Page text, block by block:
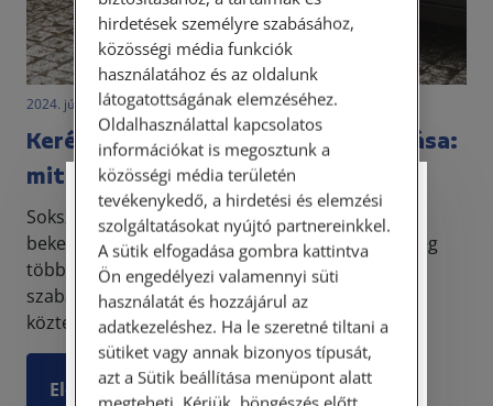
2024. június 6. • LegitiMoadmin
Kerékbilincs jogszerűtlen alkalmazása:
mit tehetünk?
Sokszor olvasható települési portálokon, hogy
bekeményítenek, és a megszokotthoz képest még
többször fogják kerékbilinccsel „megszórni” a
szabálytalanul megálló gépjárműveket. A
közterületfelügyelő...
Elolvasom
Személyes ügyfélfogadás
Tisztelt Ügyfeleink!
Személyes ügyfélszolgálatunk telefonon
történő előzetes időpontegyeztetés után,
szerdai napokon érhető el.
Címünk: 1087 Budapest, Hungária körút
30/A. 8. emelet. Pontos megközelítési
hirdetések személyre szabásához,
közösségi média funkciók
használatához és az oldalunk
látogatottságának elemzéséhez.
Oldalhasználattal kapcsolatos
információkat is megosztunk a
közösségi média területén
tevékenykedő, a hirdetési és elemzési
szolgáltatásokat nyújtó partnereinkkel.
A sütik elfogadása gombra kattintva
Ön engedélyezi valamennyi süti
használatát és hozzájárul az
adatkezeléshez. Ha le szeretné tiltani a
sütiket vagy annak bizonyos típusát,
azt a Sütik beállítása menüpont alatt